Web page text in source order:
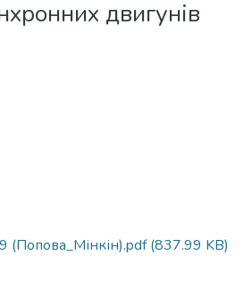
двигунів
(837.99 KB)